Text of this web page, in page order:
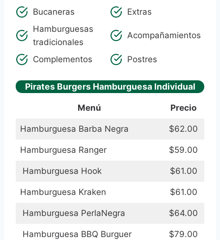
Bucaneras
Extras
Hamburguesas
tradicionales
Acompañamientos
Complementos Postres
Pirates Burgers Hamburguesa Individual
Menú Precio
Hamburguesa Barba Negra $62.00
Hamburguesa Ranger $59.00
Hamburguesa Hook $61.00
Hamburguesa Kraken $61.00
Hamburguesa PerlaNegra $64.00
Hamburguesa BBQ Burguer $79.00